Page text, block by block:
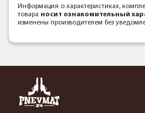
Информация о характеристиках,
товара носит ознакомительный
изменены производителем без